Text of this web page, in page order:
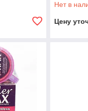
Нет в
Цену